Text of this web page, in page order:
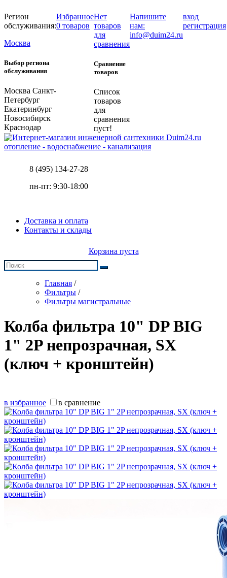
Регион
обслуживания:
Москва
Выбор региона
обслуживания
Москва Санкт-
Петербург
Екатеринбург
Новосибирск
Краснодар
Избранное
0 товаров
Нет
товаров
для
сравнения
Сравнение
товаров
Список
товаров
для
сравнения
пуст!
Напишите
нам:
info@duim24.ru
вход
регистрация
отопление - водоснабжение - канализация
8 (495) 134-27-28
пн-пт: 9:30-18:00
Доставка и оплата
Контакты и склады
Корзина пуста
Главная /
Фильтры /
Фильтры магистральные
Колба фильтра 10" DP BIG
1" 2P непрозрачная, SX
(ключ + кронштейн)
в избранное в сравнение